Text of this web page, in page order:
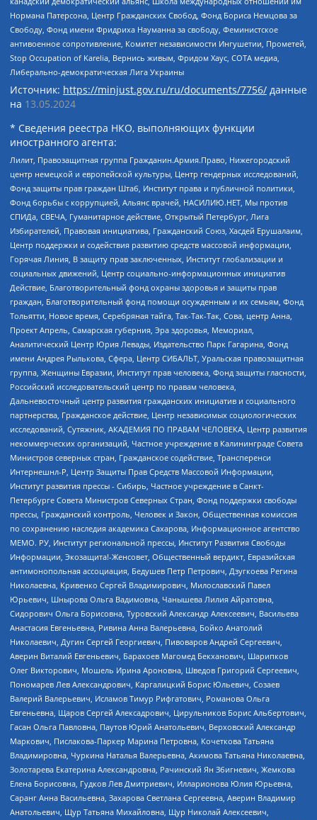
Нормана Патерсона, Центр Гражданских Свобод, Фонд Бориса Немцова за
Свободу, Фонд имени Фридриха Науманна за свободу, Феминистское
антивоенное сопротивление, Комитет независимости Ингушетии, Прометей,
Stop Occupation of Karelia, Вернись живым, Фридом Хаус, СОТА медиа,
Либерально-демократическая Лига Украины
Источник: https://minjust.gov.ru/ru/documents/7756/ данные
на 13.05.2024
* Сведения реестра НКО, выполняющих функции
иностранного агента:
Лилит, Правозащитная группа Гражданин.Армия.Право, Нижегородский
центр немецкой и европейской культуры, Центр гендерных исследований,
Фонд защиты прав граждан Штаб, Институт права и публичной политики,
Фонд борьбы с коррупцией, Альянс врачей, НАСИЛИЮ.НЕТ, Мы против
СПИДа, СВЕЧА, Гуманитарное действие, Открытый Петербург, Лига
Избирателей, Правовая инициатива, Гражданский Союз, Хасдей Ерушалаим,
Центр поддержки и содействия развитию средств массовой информации,
Горячая Линия, В защиту прав заключенных, Институт глобализации и
социальных движений, Центр социально-информационных инициатив
Действие, Благотворительный фонд охраны здоровья и защиты прав
граждан, Благотворительный фонд помощи осужденным и их семьям, Фонд
Тольятти, Новое время, Серебряная тайга, Так-Так-Так, Сова, центр Анна,
Проект Апрель, Самарская губерния, Эра здоровья, Мемориал,
Аналитический Центр Юрия Левады, Издательство Парк Гагарина, Фонд
имени Андрея Рылькова, Сфера, Центр СИБАЛЬТ, Уральская правозащитная
группа, Женщины Евразии, Институт прав человека, Фонд защиты гласности,
Российский исследовательский центр по правам человека,
Дальневосточный центр развития гражданских инициатив и социального
партнерства, Гражданское действие, Центр независимых социологических
исследований, Сутяжник, АКАДЕМИЯ ПО ПРАВАМ ЧЕЛОВЕКА, Центр развития
некоммерческих организаций, Частное учреждение в Калининграде Совета
Министров северных стран, Гражданское содействие, Трансперенси
Интернешнл-Р, Центр Защиты Прав Средств Массовой Информации,
Институт развития прессы - Сибирь, Частное учреждение в Санкт-
Петербурге Совета Министров Северных Стран, Фонд поддержки свободы
прессы, Гражданский контроль, Человек и Закон, Общественная комиссия
по сохранению наследия академика Сахарова, Информационное агентство
МЕМО. РУ, Институт региональной прессы, Институт Развития Свободы
Информации, Экозащита!-Женсовет, Общественный вердикт, Евразийская
антимонопольная ассоциация, Бедушев Петр Петрович, Дзугкоева Регина
Николаевна, Кривенко Сергей Владимирович, Милославский Павел
Юрьевич, Шнырова Ольга Вадимовна, Чанышева Лилия Айратовна,
Сидорович Ольга Борисовна, Туровский Александр Алексеевич, Васильева
Анастасия Евгеньевна, Ривина Анна Валерьевна, Бойко Анатолий
Николаевич, Дугин Сергей Георгиевич, Пивоваров Андрей Сергеевич,
Аверин Виталий Евгеньевич, Барахоев Магомед Бекханович, Шарипков
Олег Викторович, Мошель Ирина Ароновна, Шведов Григорий Сергеевич,
Пономарев Лев Александрович, Каргалицкий Борис Юльевич, Созаев
Валерий Валерьевич, Исламов Тимур Рифгатович, Романова Ольга
Евгеньевна, Щаров Сергей Алексадрович, Цирульников Борис Альбертович,
Гасан Ольга Павловна, Паутов Юрий Анатольевич, Верховский Александр
Маркович, Пислакова-Паркер Марина Петровна, Кочеткова Татьяна
Владимировна, Чуркина Наталья Валерьевна, Акимова Татьяна Николаевна,
Золотарева Екатерина Александровна, Рачинский Ян Збигневич, Жемкова
Елена Борисовна, Гудков Лев Дмитриевич, Илларионова Юлия Юрьевна,
Саранг Анна Васильевна, Захарова Светлана Сергеевна, Аверин Владимир
Анатольевич, Щур Татьяна Михайловна, Щур Николай Алексеевич,